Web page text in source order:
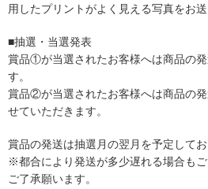
用したプリントがよく見える写真をお送
■抽選・当選発表
賞品①が当選されたお客様へは商品の
す。
賞品②が当選されたお客様へは商品の
せていただきます。
賞品の発送は抽選月の翌月を予定してお
※都合により発送が多少遅れる場合も
ご了承願います。